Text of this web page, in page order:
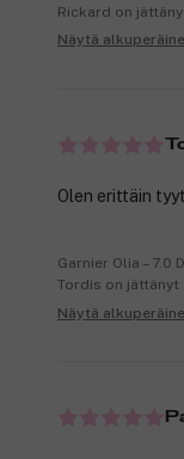
Rickard on
Näytä
Olen erittäin
Garnier Olia – 7.0
Tordis on jättänyt
Näytä